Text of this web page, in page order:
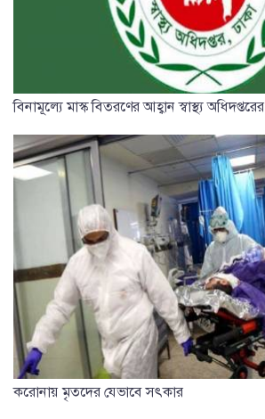
বিনামূল্যে মাস্ক বিতরণের আহ্বান স্বাস্থ্য অধিদপ্তরের
করোনায় মৃতদের যেভাবে সৎকার